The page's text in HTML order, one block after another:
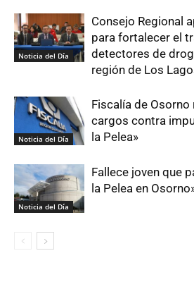
Noticia del Día
Consejo Regional
para fortalecer el
detectores de
región de Los
Noticia del Día
Fiscalía de
cargos contra
la Pelea»
Noticia del Día
Fallece joven que
la Pelea en